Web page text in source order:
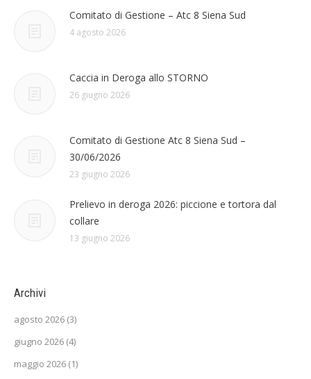
Comitato di Gestione – Atc 8 Siena Sud
4 agosto 2026
Caccia in Deroga allo STORNO
26 giugno 2026
Comitato di Gestione Atc 8 Siena Sud –
30/06/2026
23 giugno 2026
Prelievo in deroga 2026: piccione e tortora dal
collare
13 giugno 2026
Archivi
agosto 2026 (3)
giugno 2026 (4)
maggio 2026 (1)